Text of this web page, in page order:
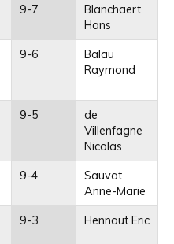
9-7
Blanchaert
Hans
9-6
Balau
Raymond
9-5
de
Villenfagne
Nicolas
9-4
Sauvat
Anne-Marie
9-3 Hennaut Eric